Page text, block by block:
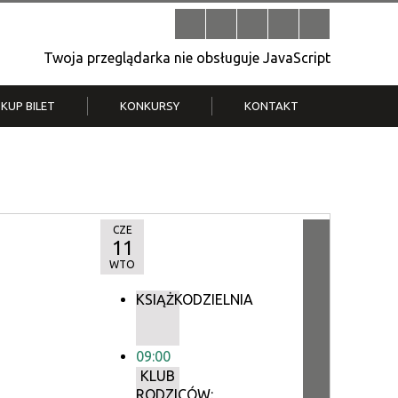
Twoja przeglądarka nie obsługuje JavaScript
KUP BILET KONKURSY KONTAKT
CZE
11
WTO
KSIĄŻKODZIELNIA
09:00
KLUB
RODZICÓW: